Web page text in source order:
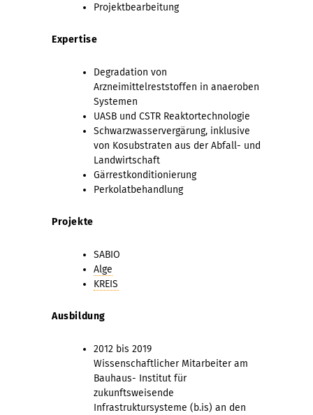
Projektbearbeitung
Expertise
Degradation von
Arzneimittelreststoffen in anaeroben
Systemen
UASB und CSTR Reaktortechnologie
Schwarzwasservergärung, inklusive
von Kosubstraten aus der Abfall- und
Landwirtschaft
Gärrestkonditionierung
Perkolatbehandlung
Projekte
SABIO
Alge
KREIS
Ausbildung
2012 bis 2019
Wissenschaftlicher Mitarbeiter am
Bauhaus- Institut für
zukunftsweisende
Infrastruktursysteme (b.is) an den